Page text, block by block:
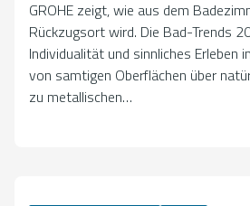
GROHE zeigt, wie aus dem
Rückzugsort wird. Die Bad-Trends
Individualität und sinnliches Erleben
von samtigen Oberflächen über
zu metallischen…